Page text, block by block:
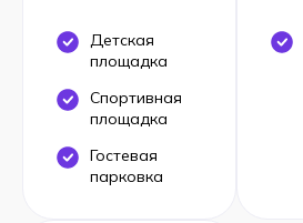
Детская
площадка
Спортивная
площадка
Гостевая
парковка